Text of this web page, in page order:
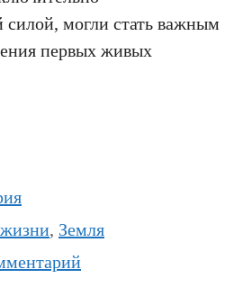
силой, могли стать важным
первых живых
, Земля